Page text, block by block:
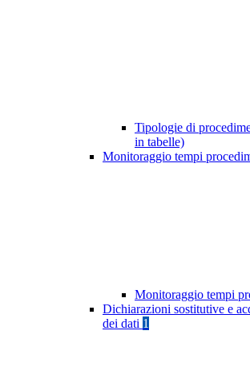
Tipologie di
in tabelle)
Monitoraggio tempi
Monitoraggio tempi
Dichiarazioni sostitutive e
dei dati 1